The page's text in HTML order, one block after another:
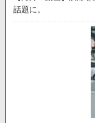
話題に。